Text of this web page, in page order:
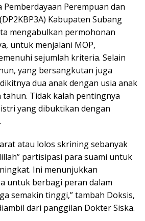
Pemberdayaan Perempuan dan
Kabupaten Subang
mengabulkan permohonan
untuk menjalani MOP,
sejumlah kriteria. Selain
yang bersangkutan juga
dua anak dengan usia anak
Tidak kalah pentingnya
yang dibuktikan dengan
atau lolos skrining sebanyak
partisipasi para suami untuk
Ini menunjukkan
untuk berbagi peran dalam
semakin tinggi,” tambah Doksis,
dari panggilan Dokter Siska.